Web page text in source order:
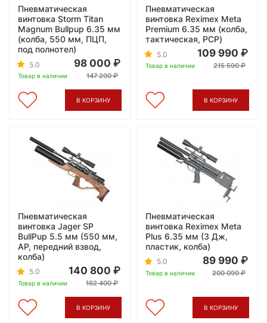
Пневматическая
винтовка Storm Titan
Magnum Bullpup 6.35 мм
(колба, 550 мм, ПЦП,
под полнотел)
5.0
Товар в наличии
98 000
147 200
В КОРЗИНУ
Пневматическая
винтовка Reximex Meta
Premium 6.35 мм (колба,
тактическая, PCP)
5.0
Товар в наличии
109 990
215 590
В КОРЗИНУ
Пневматическая
винтовка Jager SP
BullPup 5.5 мм (550 мм,
AP, передний взвод,
колба)
5.0
Товар в наличии
140 800
182 400
В КОРЗИНУ
Пневматическая
винтовка Reximex Meta
Plus 6.35 мм (3 Дж,
пластик, колба)
5.0
Товар в наличии
89 990
200 090
В КОРЗИНУ